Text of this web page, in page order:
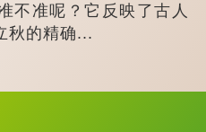
准呢？它反映了古人
秋的精确...